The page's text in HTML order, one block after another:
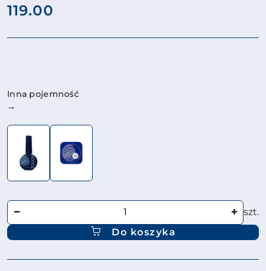
cena:
119.00
Wariant
Inna pojemność
→
Ilość
szt.
Do koszyka